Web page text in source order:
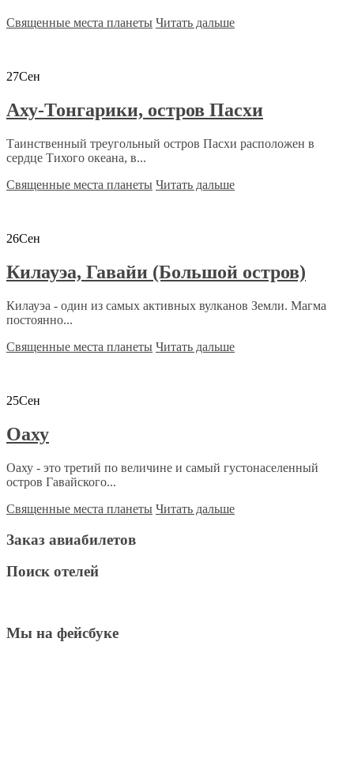
Священные места планеты Читать дальше
27Сен
Аху-Тонгарики, остров Пасхи
Таинственный треугольный остров Пасхи расположен в
сердце Тихого океана, в...
Священные места планеты Читать дальше
26Сен
Килауэа, Гавайи (Большой остров)
Килауэа - один из самых активных вулканов Земли. Магма
постоянно...
Священные места планеты Читать дальше
25Сен
Оаху
Оаху - это третий по величине и самый густонаселенный
остров Гавайского...
Священные места планеты Читать дальше
Заказ авиабилетов
Поиск отелей
Мы на фейсбуке